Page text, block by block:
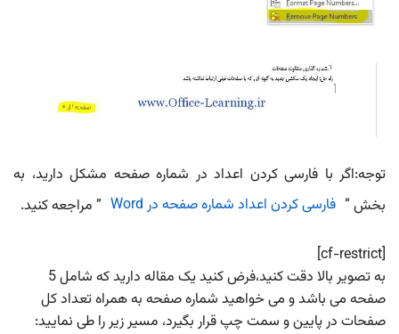
توجه:اگر با فارسی کردن اعداد در شماره صفحه مشکل دارید، به
بخش “ فارسی کردن اعداد شماره صفحه در Word ” مراجعه کنید.
[cf-restrict]
به تصویر بالا دقت کنید،فرض کنید یک مقاله دارید که شامل 5
صفحه می باشد و می خواهید شماره صفحه به همراه تعداد کل
صفحات در پایین و سمت چپ قرار بگیرد، مسیر زیر را طی نمایید: